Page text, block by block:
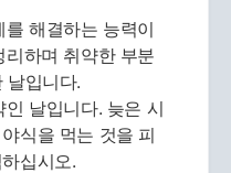
해결하는 능력이
하며 취약한 부분
날입니다.
날입니다. 늦은 시
식을 먹는 것을 피
십시오.